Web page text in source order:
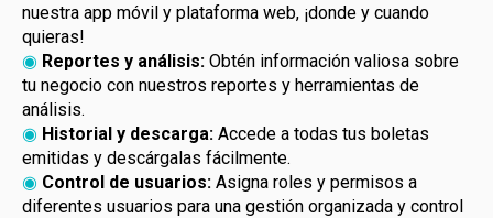
nuestra app móvil y plataforma web, ¡donde y cuando
quieras!
◉ Reportes y análisis: Obtén información valiosa sobre
tu negocio con nuestros reportes y herramientas de
análisis.
◉ Historial y descarga: Accede a todas tus boletas
emitidas y descárgalas fácilmente.
◉ Control de usuarios: Asigna roles y permisos a
diferentes usuarios para una gestión organizada y control